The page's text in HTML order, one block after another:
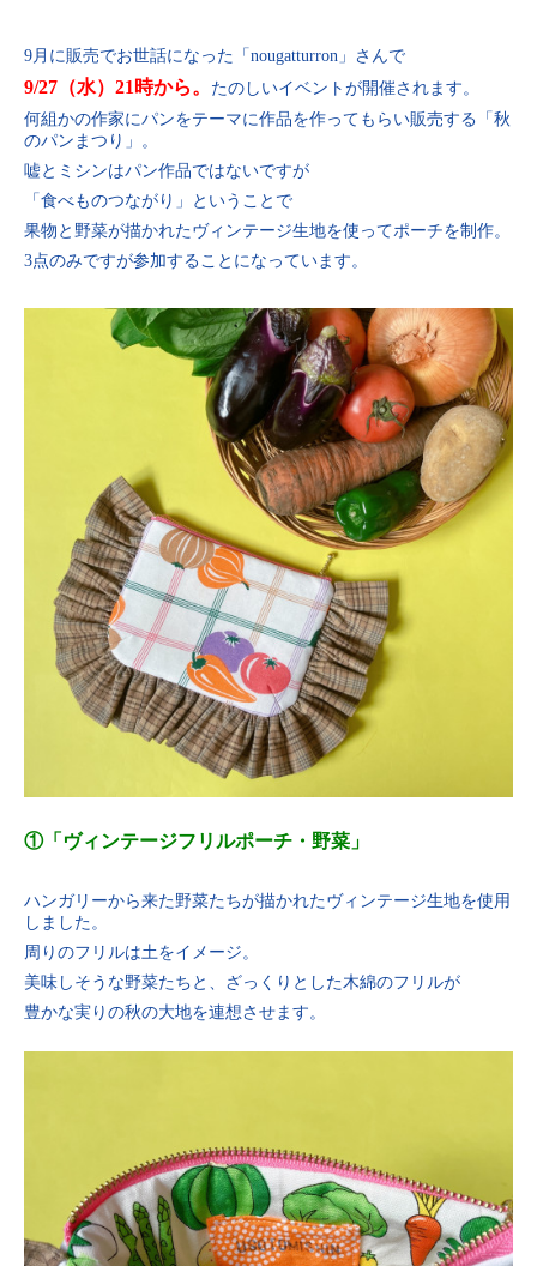
9月に販売でお世話になった「nougatturron」さんで
9/27（水）21時から。
たのしいイベントが開催されます。
何組かの作家にパンをテーマに作品を作ってもらい販売する「秋
のパンまつり」。
嘘とミシンはパン作品ではないですが
「食べものつながり」ということで
果物と野菜が描かれたヴィンテージ生地を使ってポーチを制作。
3点のみですが参加することになっています。
①「ヴィンテージフリルポーチ・野菜」
ハンガリーから来た野菜たちが描かれたヴィンテージ生地を使用
しました。
周りのフリルは土をイメージ。
美味しそうな野菜たちと、ざっくりとした木綿のフリルが
豊かな実りの秋の大地を連想させます。